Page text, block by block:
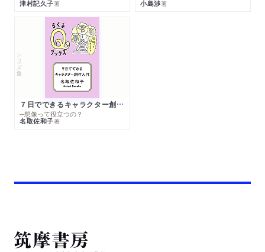
津村記久子著 小島渉著
シリーズ・全集
７日でできるキャラクター創作入門
─想像って役立つの？
名取佐和子著